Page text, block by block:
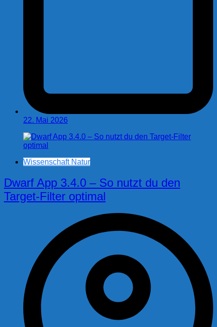
22. Mai 2026
Wissenschaft Natur
Dwarf App 3.4.0 – So nutzt du den
Target-Filter optimal